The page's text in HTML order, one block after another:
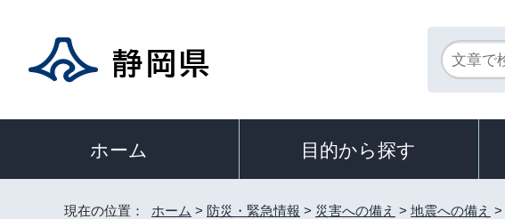
ホーム 目的から探す
現在の位置： ホーム > 防災・緊急情報 > 災害への備え > 地震への備え >